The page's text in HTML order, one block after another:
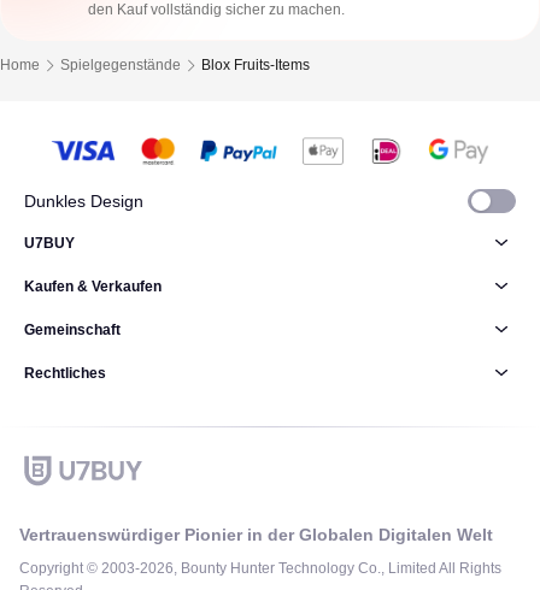
den Kauf vollständig sicher zu machen.
Home Spielgegenstände Blox Fruits-Items
Dunkles Design
Vertrauenswürdiger Pionier in der Globalen Digitalen Welt
Copyright © 2003-2026, Bounty Hunter Technology Co., Limited All Rights
U7BUY
Kaufen & Verkaufen
Gemeinschaft
Rechtliches